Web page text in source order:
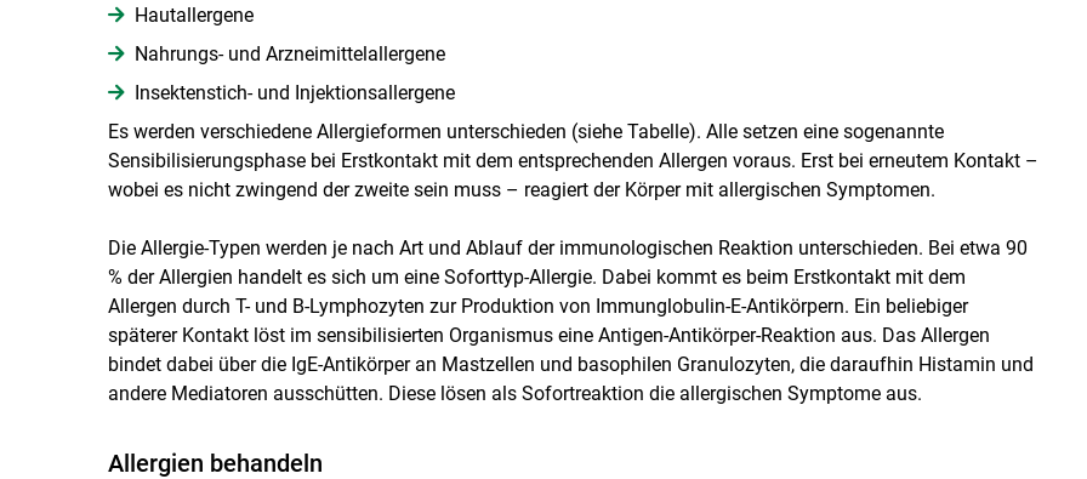
Hautallergene
Nahrungs- und Arzneimittelallergene
Insektenstich- und Injektionsallergene
Es werden verschiedene Allergieformen unterschieden (siehe Tabelle). Alle setzen eine sogenannte
Sensibilisierungsphase bei Erstkontakt mit dem entsprechenden Allergen voraus. Erst bei erneutem Kontakt –
wobei es nicht zwingend der zweite sein muss – reagiert der Körper mit allergischen Symptomen.
Die Allergie-Typen werden je nach Art und Ablauf der immunologischen Reaktion unterschieden. Bei etwa 90
% der Allergien handelt es sich um eine Soforttyp-Allergie. Dabei kommt es beim Erstkontakt mit dem
Allergen durch T- und B-Lymphozyten zur Produktion von Immunglobulin-E-Antikörpern. Ein beliebiger
späterer Kontakt löst im sensibilisierten Organismus eine Antigen-Antikörper-Reaktion aus. Das Allergen
bindet dabei über die IgE-Antikörper an Mastzellen und basophilen Granulozyten, die daraufhin Histamin und
andere Mediatoren ausschütten. Diese lösen als Sofortreaktion die allergischen Symptome aus.
Allergien behandeln